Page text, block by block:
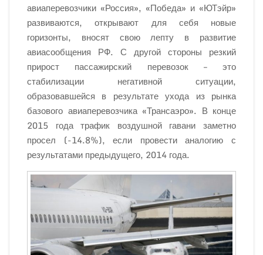
авиаперевозчики «Россия», «Победа» и «ЮТэйр»
развиваются, открывают для себя новые
горизонты, вносят свою лепту в развитие
авиасообщения РФ. С другой стороны резкий
прирост пассажирский перевозок – это
стабилизации негативной ситуации,
образовавшейся в результате ухода из рынка
базового авиаперевозчика «Трансаэро». В конце
2015 года трафик воздушной гавани заметно
просел (-14.8%), если провести аналогию с
результатами предыдущего, 2014 года.